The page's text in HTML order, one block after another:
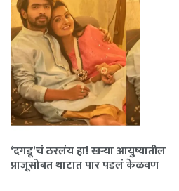
‘दगडू’चं ठरलंय हा! खऱ्या आयुष्यातील
प्राजूसोबत थाटात पार पडलं केळवण